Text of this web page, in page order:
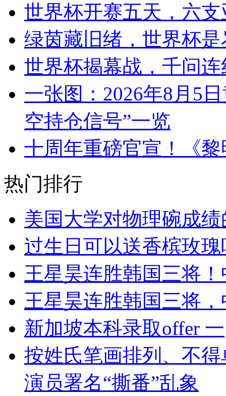
世界杯开赛五天，六
绿茵藏旧绪，世界杯
世界杯揭幕战，千问
一张图：2026年8月5
空持仓信号”一览
十周年重磅官宣！《
热门排行
美国大学对物理碗成
过生日可以送香槟玫瑰
王星昊连胜韩国三将
王星昊连胜韩国三将
新加坡本科录取offer 一
按姓氏笔画排列、不
演员署名“撕番”乱象